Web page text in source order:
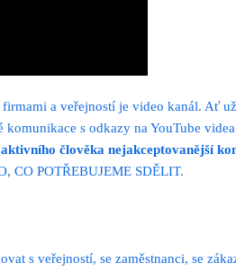
a veřejností je video kanál. Ať
s odkazy na YouTube
člověka nejakceptovanější
CO POTŘEBUJEME SDĚLIT.
s veřejností, se zaměstnanci, se